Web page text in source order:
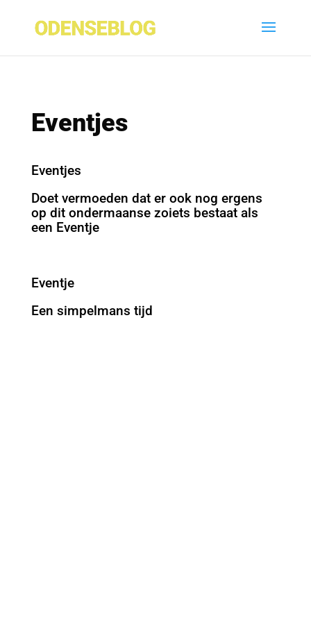
Eventjes
Eventjes
Doet vermoeden dat er ook nog ergens
op dit ondermaanse zoiets bestaat als
een Eventje
Eventje
Een simpelmans tijd